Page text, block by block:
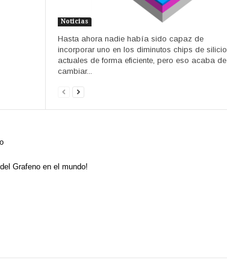
Noticias
Hasta ahora nadie había sido capaz de
incorporar uno en los diminutos chips de silicio
actuales de forma eficiente, pero eso acaba de
cambiar...
Grafeno en el mundo!